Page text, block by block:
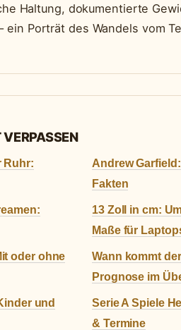
Haltung, dokumentierte
ein Porträt des Wandels vom
VERPASSEN
Ruhr:
Andrew
Fakten
13 Zoll in cm:
Maße für
oder ohne
Wann kommt
Prognose im
und
Serie A Spiele
& Termine